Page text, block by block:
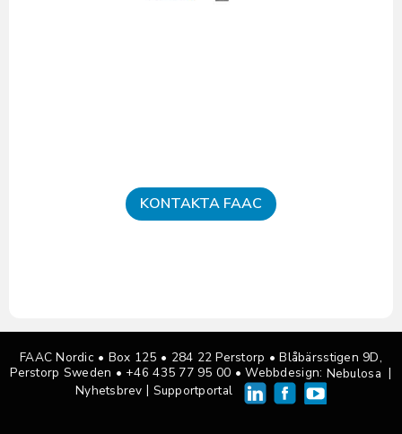
KONTAKTA FAAC
FAAC Nordic • Box 125 • 284 22 Perstorp • Blåbärsstigen 9D,
Perstorp Sweden • +46 435 77 95 00 • Webbdesign: Nebulosa |
Nyhetsbrev | Supportportal